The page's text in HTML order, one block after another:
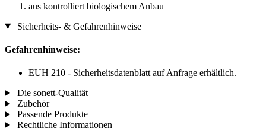
aus kontrolliert biologischem Anbau
Sicherheits- & Gefahrenhinweise
Gefahrenhinweise:
EUH 210 - Sicherheitsdatenblatt auf Anfrage erhältlich.
Die sonett-Qualität
Zubehör
Passende Produkte
Rechtliche Informationen